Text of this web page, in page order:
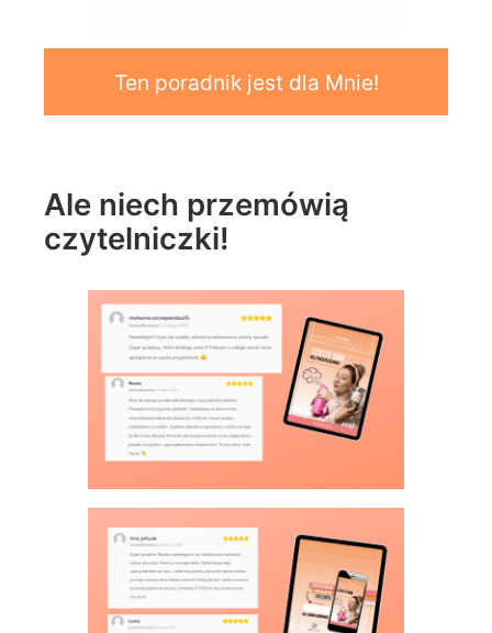
Ten poradnik jest dla Mnie!
Ale niech przemówią
czytelniczki!